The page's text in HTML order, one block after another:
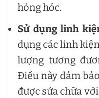
hỏng hóc.
Sử dụng linh
dụng các linh
lượng tương
Điều này đảm
được sửa chữa